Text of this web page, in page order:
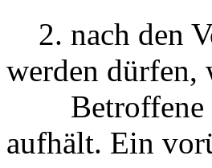
2. nach den
werden dürfen,
Betroffene
aufhält. Ein